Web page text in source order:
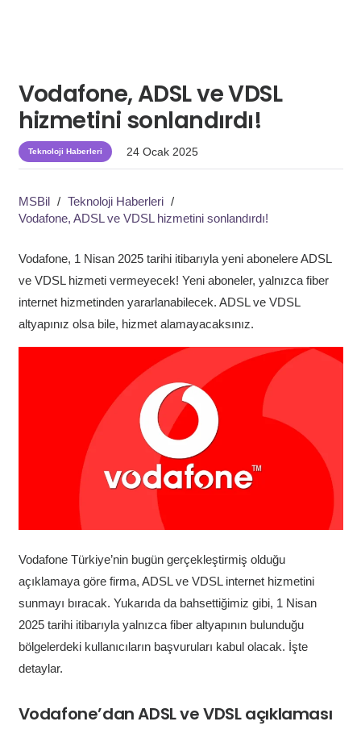
Vodafone, ADSL ve VDSL
hizmetini sonlandırdı!
Teknoloji Haberleri 24 Ocak 2025
MSBil / Teknoloji Haberleri /
Vodafone, ADSL ve VDSL hizmetini sonlandırdı!
Vodafone, 1 Nisan 2025 tarihi itibarıyla yeni abonelere ADSL
ve VDSL hizmeti vermeyecek! Yeni aboneler, yalnızca fiber
internet hizmetinden yararlanabilecek. ADSL ve VDSL
altyapınız olsa bile, hizmet alamayacaksınız.
Vodafone Türkiye’nin bugün gerçekleştirmiş olduğu
açıklamaya göre firma, ADSL ve VDSL internet hizmetini
sunmayı bıracak. Yukarıda da bahsettiğimiz gibi, 1 Nisan
2025 tarihi itibarıyla yalnızca fiber altyapının bulunduğu
bölgelerdeki kullanıcıların başvuruları kabul olacak. İşte
detaylar.
Vodafone’dan ADSL ve VDSL açıklaması